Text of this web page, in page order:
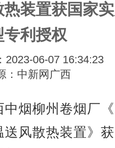
装置获国家
专利授权
2023-06-07 16:34:23
：中新网广西
烟柳州卷烟厂
送风散热装置》